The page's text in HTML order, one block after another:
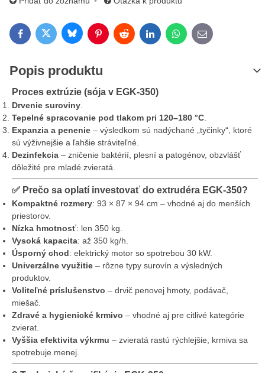
FacebookTwitterBlueskyPinterestRedditLinkedInWhatsApp
E-mail
Popis produktu
Proces extrúzie (sója v EGK-350)
Drvenie suroviny
Tepelné spracovanie pod tlakom pri 120–180 °C
Expanzia a penenie – výsledkom sú nadýchané „tyčinky“, ktoré
sú výživnejšie a ľahšie stráviteľné.
Dezinfekcia – zničenie baktérií, plesní a patogénov, obzvlášť
dôležité pre mladé zvieratá.
✅ Prečo sa oplatí investovať do extrudéra EGK-350?
Kompaktné rozmery: 93 × 87 × 94 cm – vhodné aj do menších
priestorov.
Nízka hmotnosť: len 350 kg.
Vysoká kapacita: až 350 kg/h.
Úsporný chod: elektrický motor so spotrebou 30 kW.
Univerzálne využitie – rôzne typy surovín a výsledných
produktov.
Voliteľné príslušenstvo – drvič penovej hmoty, podávač,
miešač.
Zdravé a hygienické krmivo – vhodné aj pre citlivé kategórie
zvierat.
Vyššia efektivita výkrmu – zvieratá rastú rýchlejšie, krmiva sa
spotrebuje menej.